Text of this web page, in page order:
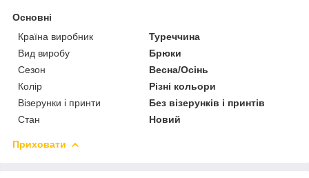
Основні
Країна виробник
Туреччина
Вид виробу
Брюки
Сезон
Весна/Осінь
Колір
Різні кольори
Візерунки і принти
Без візерунків і принтів
Стан
Новий
Приховати